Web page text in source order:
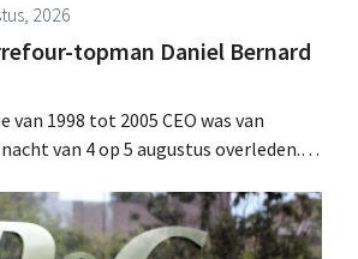
2026
topman Daniel Bernard
van 1998 tot 2005 CEO was van
van 4 op 5 augustus overleden.
de fusie met Promodès en nam
marktleider GB over.